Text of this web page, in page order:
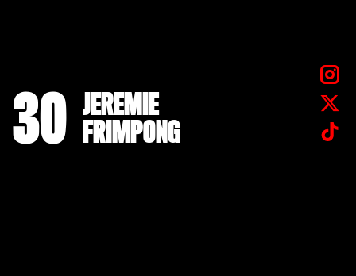
30 JEREMIE
FRIMPONG